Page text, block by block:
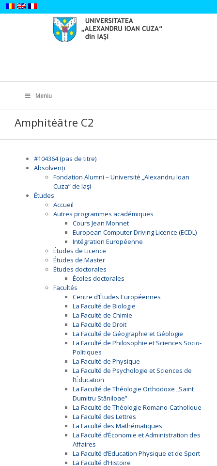
Skip
to
for:
Meniu
Amphitéâtre C2
#104364 (pas de titre)
Absolvenți
Fondation Alumni – Université „Alexandru Ioan
Cuza” de Iaşi
Études
Accueil
Autres programmes académiques
Cours Jean Monnet
European Computer Driving Licence (ECDL)
Intégration Européenne
Études de Licence
Études de Master
Études doctorales
Écoles doctorales
Facultés
Centre d’Études Européennes
La Faculté de Biologie
La Faculté de Chimie
La Faculté de Droit
La Faculté de Géographie et Géologie
La Faculté de Philosophie et Sciences Socio-
Politiques
La Faculté de Physique
La Faculté de Psychologie et Sciences de
l’Éducation
La Faculté de Théologie Orthodoxe „Saint
Dumitru Stăniloae”
La Faculté de Théologie Romano-Catholique
La Faculté des Lettres
La Faculté des Mathématiques
La Faculté d’Économie et Administration des
Affaires
La Faculté d’Education Physique et de Sport
La Faculté d’Histoire